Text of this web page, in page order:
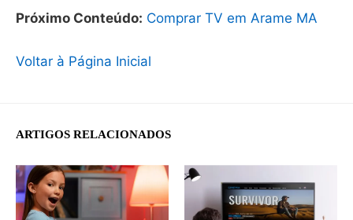
Próximo Conteúdo: Comprar TV em Arame MA
Voltar à Página Inicial
ARTIGOS RELACIONADOS